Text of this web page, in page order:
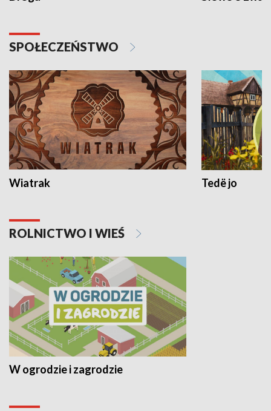
SPOŁECZEŃSTWO
Wiatrak Tedë jo
ROLNICTWO I WIEŚ
W ogrodzie i zagrodzie